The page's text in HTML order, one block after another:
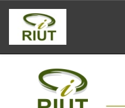
Skip
navigation